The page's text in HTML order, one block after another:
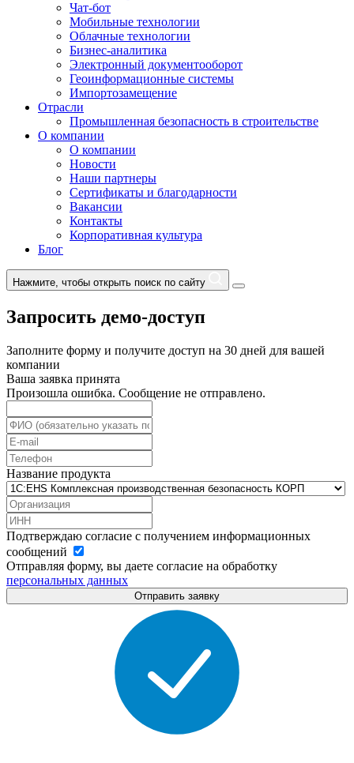
Чат-бот
Мобильные технологии
Облачные технологии
Бизнес-аналитика
Электронный документооборот
Геоинформационные системы
Импортозамещение
Отрасли
Промышленная безопасность в строительстве
О компании
О компании
Новости
Наши партнеры
Сертификаты и благодарности
Вакансии
Контакты
Корпоративная культура
Блог
Нажмите, чтобы открыть поиск по сайту
Запросить демо-доступ
Заполните форму и получите доступ на 30 дней для вашей
компании
Ваша заявка принята
Произошла ошибка. Сообщение не отправлено.
Название продукта
Подтверждаю согласие с получением информационных
сообщений
Отправляя форму, вы даете согласие на обработку
персональных данных
Отправить заявку